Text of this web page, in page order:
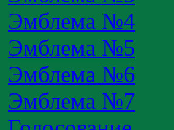
Эмблема №4
Эмблема №5
Эмблема №6
Эмблема №7